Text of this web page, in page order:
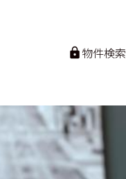
物件検索